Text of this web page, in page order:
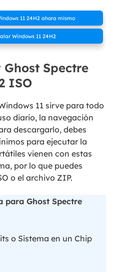
11 24H2 ahora mismo
Windows 11 24H2
Spectre
ISO
11 sirve para todo
diario, la navegación
descargarlo, debes
para ejecutar la
vienen con estas
por lo que puedes
o el archivo ZIP.
para Ghost Spectre
o Sistema en un Chip